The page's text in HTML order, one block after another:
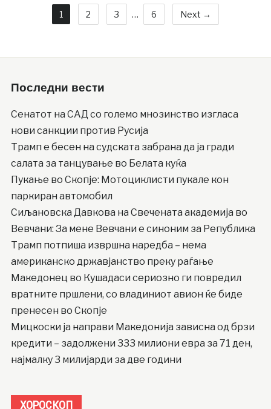
1 2 3 … 6 Next →
Последни вести
Сенатот на САД со големо мнозинство изгласа
нови санкции против Русија
Трамп е бесен на судската забрана да ја гради
салата за танцување во Белата куќа
Пукање во Скопје: Мотоциклисти пукале кон
паркиран автомобил
Сиљановска Давкова на Свечената академија во
Вевчани: За мене Вевчани е синоним за Република
Трамп потпиша извршна наредба – нема
американско државјанство преку раѓање
Македонец во Кушадаси сериозно ги повредил
вратните пршлени, со владиниот авион ќе биде
пренесен во Скопје
Мицкоски ја направи Македонија зависна од брзи
кредити – задолжени 333 милиони евра за 71 ден,
најмалку 3 милијарди за две години
ХОРОСКОП